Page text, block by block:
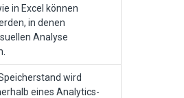
in Excel können
in denen
Analyse
wird
eines Analytics-